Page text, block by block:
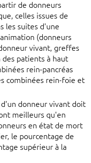
de donneurs
celles issues de
les suites d'une
(donneurs
vivant, greffes
patients à haut
rein-pancréas
combinées rein-foie et
donneur vivant doit
meilleurs qu'en
en état de mort
le pourcentage de
supérieur à la